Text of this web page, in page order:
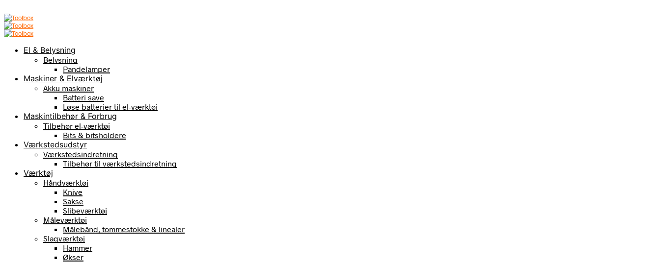
El & Belysning
Belysning
Pandelamper
Maskiner & Elværktøj
Akku maskiner
Batteri save
Løse batterier til el-værktøj
Maskintilbehør & Forbrug
Tilbehør el-værktøj
Bits & bitsholdere
Værkstedsudstyr
Værkstedsindretning
Tilbehør til værkstedsindretning
Værktøj
Håndværktøj
Knive
Sakse
Slibeværktøj
Måleværktøj
Målebånd, tommestokke & linealer
Slagværktøj
Hammer
Økser